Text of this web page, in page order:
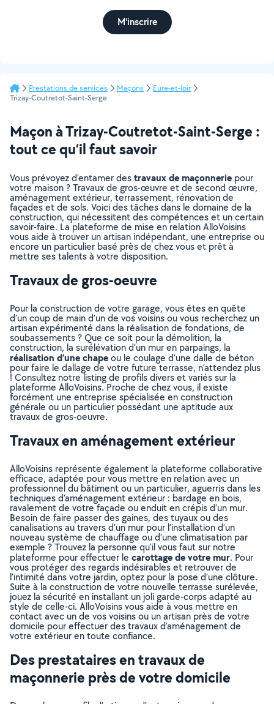
M'inscrire
Prestations de services Maçons
Eure-et-loir
Trizay-Coutretot-Saint-Serge
Maçon à Trizay-Coutretot-Saint-Serge :
tout ce qu’il faut savoir
Vous prévoyez d’entamer destravaux de maçonnerie pour
votre maison ? Travaux de gros-œuvre et de second œuvre,
aménagement extérieur, terrassement, rénovation de
façades et de sols. Voici des tâches dans le domaine de la
construction, qui nécessitent des compétences et un certain
savoir-faire. La plateforme de mise en relation AlloVoisins
vous aide à trouver un artisan indépendant, une entreprise ou
encore un particulier basé près de chez vous et prêt à
mettre ses talents à votre disposition.
Travaux de gros-oeuvre
Pour la construction de votre garage, vous êtes en quête
d’un coup de main d’un de vos voisins ou vous recherchez un
artisan expérimenté dans la réalisation de fondations, de
soubassements ? Que ce soit pour la démolition, la
construction, la surélévation d’un mur en parpaings, la
réalisation d’une chapeou le coulage d’une dalle de béton
pour faire le dallage de votre future terrasse, n’attendez plus
! Consultez notre listing de profils divers et variés sur la
plateforme AlloVoisins. Proche de chez vous, il existe
forcément une entreprise spécialisée en construction
générale ou un particulier possédant une aptitude aux
travaux de gros-oeuvre.
Travaux en aménagement extérieur
AlloVoisins représente également la plateforme collaborative
efficace, adaptée pour vous mettre en relation avec un
professionnel du bâtiment ou un particulier, aguerris dans les
techniques d’aménagement extérieur : bardage en bois,
ravalement de votre façade ou enduit en crépis d’un mur.
Besoin de faire passer des gaines, des tuyaux ou des
canalisations au travers d’un mur pour l’installation d’un
nouveau système de chauffage ou d’une climatisation par
exemple ? Trouvez la personne qu’il vous faut sur notre
plateforme pour effectuer le carottage de votre mur. Pour
vous protéger des regards indésirables et retrouver de
l’intimité dans votre jardin, optez pour la pose d’une clôture.
Suite à la construction de votre nouvelle terrasse surélevée,
jouez la sécurité en installant un joli garde-corps adapté au
style de celle-ci. AlloVoisins vous aide à vous mettre en
contact avec un de vos voisins ou un artisan près de votre
domicile pour effectuer des travaux d’aménagement de
votre extérieur en toute confiance.
Des prestataires en travaux de
maçonnerie près de votre domicile